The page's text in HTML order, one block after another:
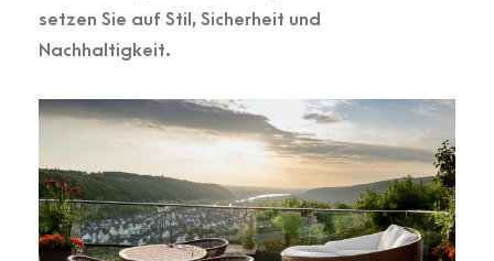
setzen Sie auf Stil, Sicherheit und
Nachhaltigkeit.